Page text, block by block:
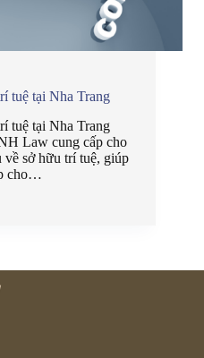
tuệ tại Nha Trang
tuệ tại Nha Trang
Law cung cấp cho
về sở hữu trí tuệ, giúp
cho…